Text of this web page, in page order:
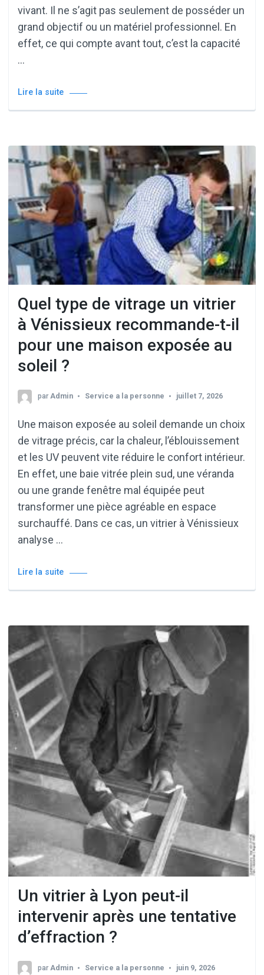
vivant. Il ne s’agit pas seulement de posséder un
grand objectif ou un matériel professionnel. En
effet, ce qui compte avant tout, c’est la capacité
…
Lire la suite
Quel type de vitrage un vitrier
à Vénissieux recommande-t-il
pour une maison exposée au
soleil ?
parAdmin Service a la personne juillet 7, 2026
Une maison exposée au soleil demande un choix
de vitrage précis, car la chaleur, l’éblouissement
et les UV peuvent vite réduire le confort intérieur.
En effet, une baie vitrée plein sud, une véranda
ou une grande fenêtre mal équipée peut
transformer une pièce agréable en espace
surchauffé. Dans ce cas, un vitrier à Vénissieux
analyse …
Lire la suite
Un vitrier à Lyon peut-il
intervenir après une tentative
d’effraction ?
par Admin Service a la personne juin 9, 2026